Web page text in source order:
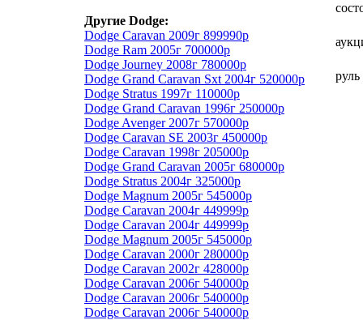
Другие Dodge:
Dodge Caravan 2009г 899990р
Dodge Ram 2005г 700000р
Dodge Journey 2008г 780000р
Dodge Grand Caravan Sxt 2004г 520000р
Dodge Stratus 1997г 110000р
Dodge Grand Caravan 1996г 250000р
Dodge Avenger 2007г 570000р
Dodge Caravan SE 2003г 450000р
Dodge Caravan 1998г 205000р
Dodge Grand Caravan 2005г 680000р
Dodge Stratus 2004г 325000р
Dodge Magnum 2005г 545000р
Dodge Caravan 2004г 449999р
Dodge Caravan 2004г 449999р
Dodge Magnum 2005г 545000р
Dodge Caravan 2000г 280000р
Dodge Caravan 2002г 428000р
Dodge Caravan 2006г 540000р
Dodge Caravan 2006г 540000р
Dodge Caravan 2006г 540000р
руль